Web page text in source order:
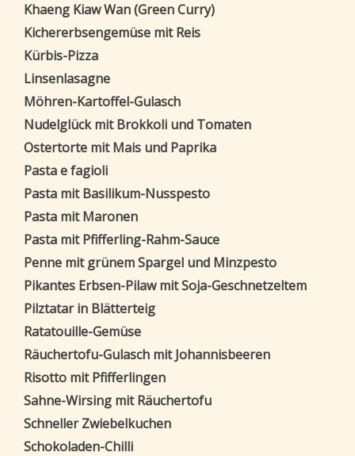
Khaeng Kiaw Wan (Green Curry)
Kichererbsengemüse mit Reis
Kürbis-Pizza
Linsenlasagne
Möhren-Kartoffel-Gulasch
Nudelglück mit Brokkoli und Tomaten
Ostertorte mit Mais und Paprika
Pasta e fagioli
Pasta mit Basilikum-Nusspesto
Pasta mit Maronen
Pasta mit Pfifferling-Rahm-Sauce
Penne mit grünem Spargel und Minzpesto
Pikantes Erbsen-Pilaw mit Soja-Geschnetzeltem
Pilztatar in Blätterteig
Ratatouille-Gemüse
Räuchertofu-Gulasch mit Johannisbeeren
Risotto mit Pfifferlingen
Sahne-Wirsing mit Räuchertofu
Schneller Zwiebelkuchen
Schokoladen-Chilli